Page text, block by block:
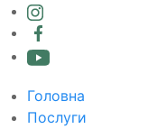
Головна
Послуги